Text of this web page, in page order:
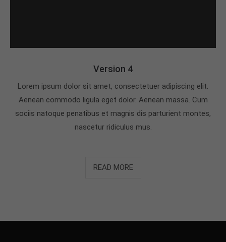
Version 4
Lorem ipsum dolor sit amet, consectetuer adipiscing elit.
Aenean commodo ligula eget dolor. Aenean massa. Cum
sociis natoque penatibus et magnis dis parturient montes,
nascetur ridiculus mus.
READ MORE